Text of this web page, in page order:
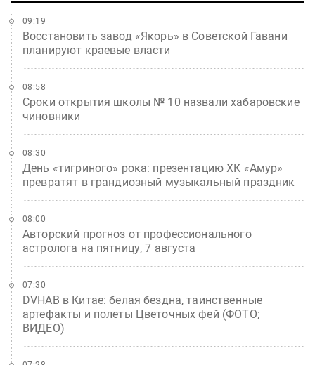
Восстановить завод «Якорь» в Советской Гавани
планируют краевые власти
09:19
Сроки открытия школы № 10 назвали хабаровские
чиновники
08:58
День «тигриного» рока: презентацию ХК «Амур»
превратят в грандиозный музыкальный праздник
08:30
Авторский прогноз от профессионального
астролога на пятницу, 7 августа
08:00
DVHAB в Китае: белая бездна, таинственные
артефакты и полеты Цветочных фей (ФОТО;
ВИДЕО)
07:30